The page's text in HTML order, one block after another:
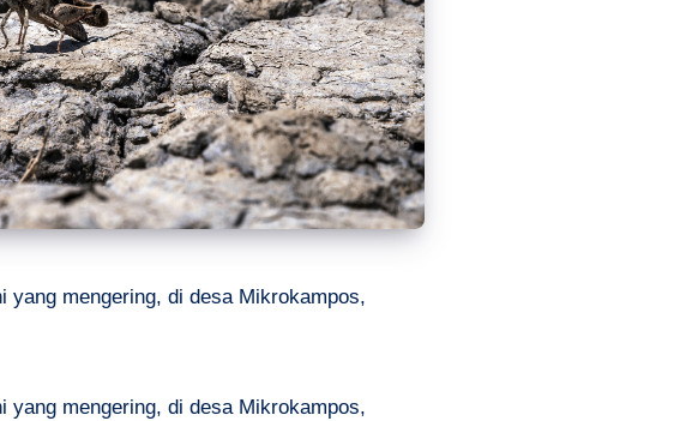
yang mengering, di desa Mikrokampos,
yang mengering, di desa Mikrokampos,